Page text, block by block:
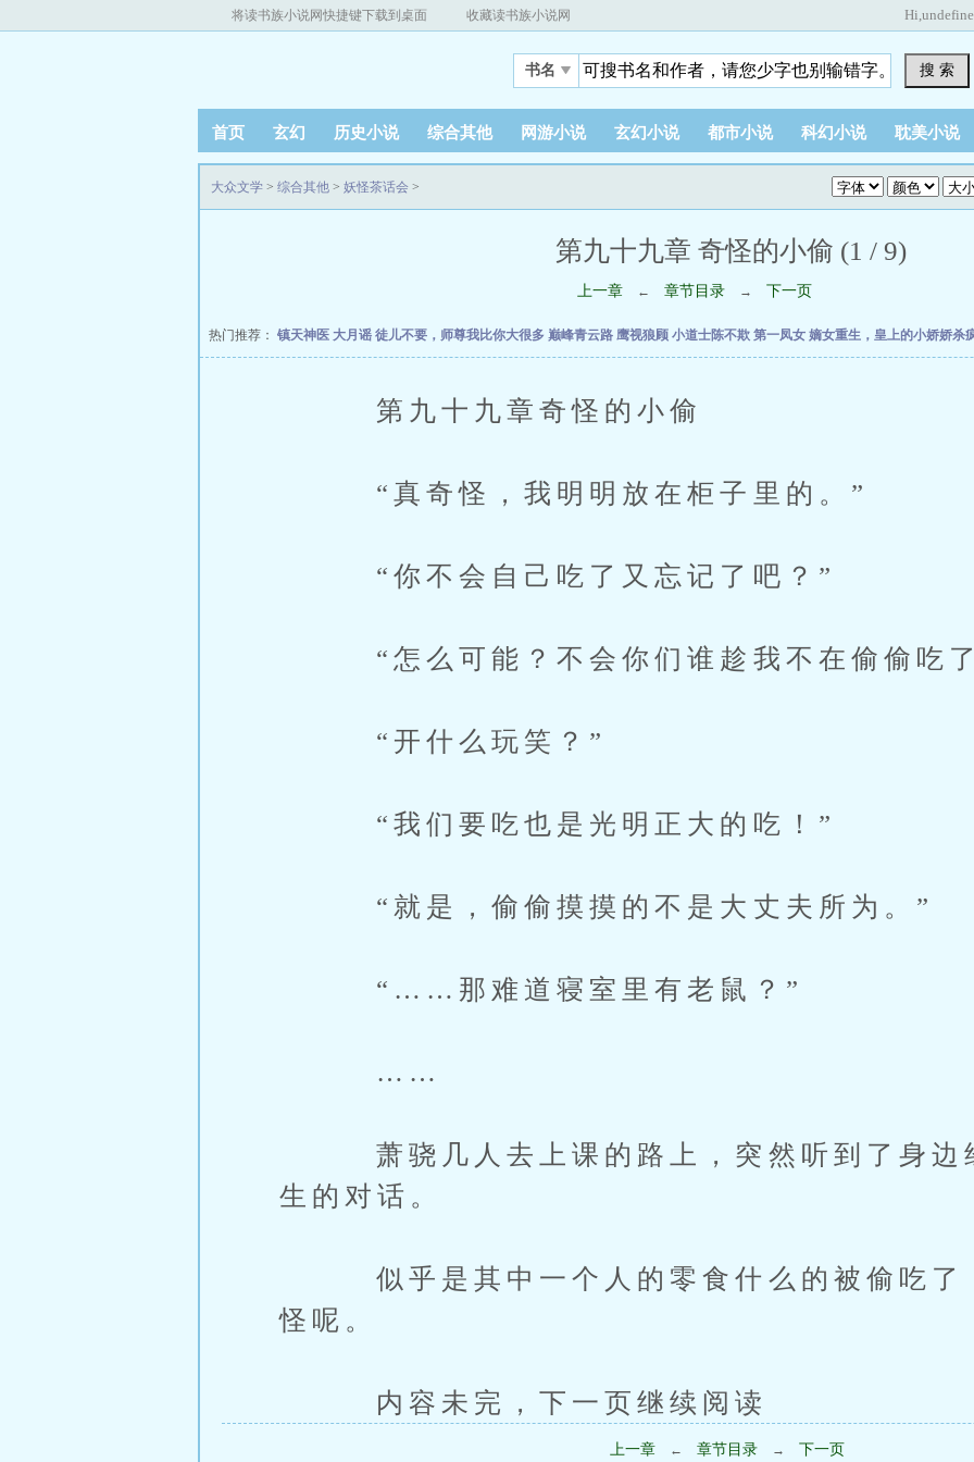
将读书族小说网快捷键下载到桌面 收藏读书族小说网 Hi,
书名 搜 索
首页 玄幻 历史小说 综合其他 网游小说 玄幻小说 都市小说 科幻小说 耽美小说
大众文学 > 综合其他 > 妖怪茶话会 >
第九十九章 奇怪的小偷 (1 / 9)
上一章 ← 章节目录 → 下一页
热门推荐： 镇天神医 大月谣 徒儿不要，师尊我比你大很多 巅峰青云路 鹰视狼顾 小道士陈不欺 第一凤女 嫡女重生，皇上的小娇娇杀
第九十九章奇怪的小偷
“真奇怪，我明明放在柜子里的。”
“你不会自己吃了又忘记了吧？”
“怎么可能？不会你们谁趁我不在偷偷吃
“开什么玩笑？”
“我们要吃也是光明正大的吃！”
“就是，偷偷摸摸的不是大丈夫所为。”
“……那难道寝室里有老鼠？”
……
萧骁几人去上课的路上，突然听到了身边
生的对话。
似乎是其中一个人的零食什么的被偷吃了
怪呢。
内容未完，下一页继续阅读
上一章 ← 章节目录 → 下一页